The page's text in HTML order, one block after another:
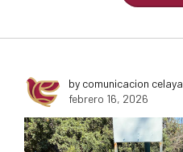
by comunicacion celaya
febrero 16, 2026